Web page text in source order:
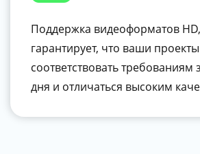
Поддержка видеоформатов
гарантирует, что ваши
соответствовать требованиям
дня и отличаться высоким